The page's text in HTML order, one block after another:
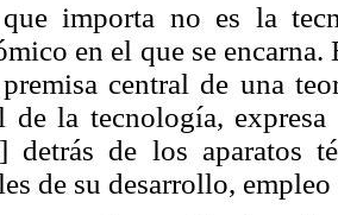
importa no es la
en el que se
central de una
de la tecnología,
detrás de los aparatos
de su desarrollo,